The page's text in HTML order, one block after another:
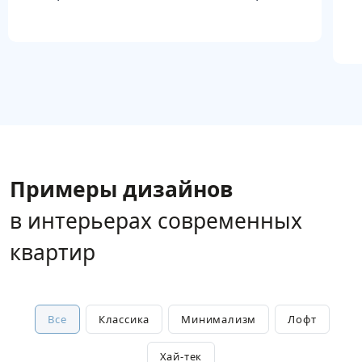
Примеры дизайнов
в интерьерах современных
квартир
Все Классика Минимализм Лофт
Хай-тек